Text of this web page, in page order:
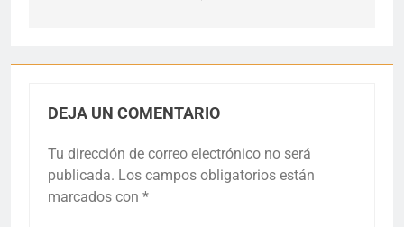
DEJA UN COMENTARIO
Tu dirección de correo electrónico no será
publicada. Los campos obligatorios están
marcados con *